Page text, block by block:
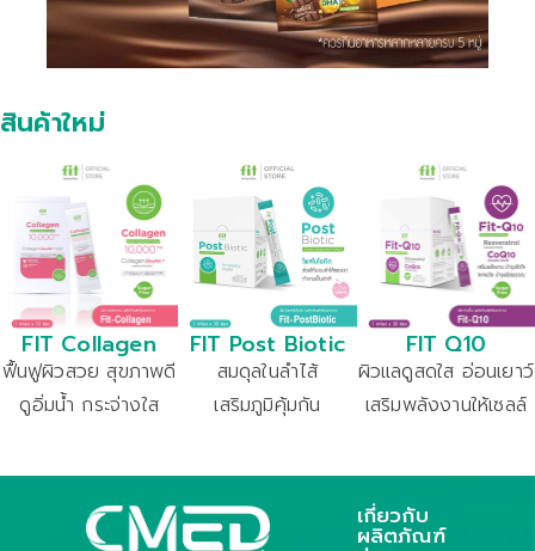
สินค้าใหม่
FIT Collagen
ฟื้นฟูผิวสวย สุขภาพดี
ดูอิ่มน้ำ กระจ่างใส
FIT Post Biotic
สมดุลในลำไส้
เสริมภูมิคุ้มกัน
FIT Q10​
ผิวแลดูสดใส อ่อนเยาว์
เสริมพลังงานให้เซลล์
เกี่ยวกับ
ผลิตภัณฑ์